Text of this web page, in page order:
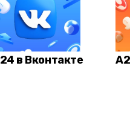
в Вконтакте